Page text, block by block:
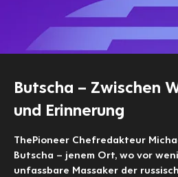
Butscha – Zwischen
und Erinnerung
ThePioneer Chefredakteur
Butscha – jenem Ort, wo vor
unfassbare Massaker der